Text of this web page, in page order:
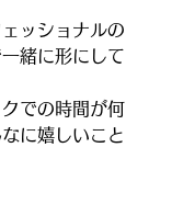
ッショナルの
緒に形にして
での時間が何
に嬉しいこと